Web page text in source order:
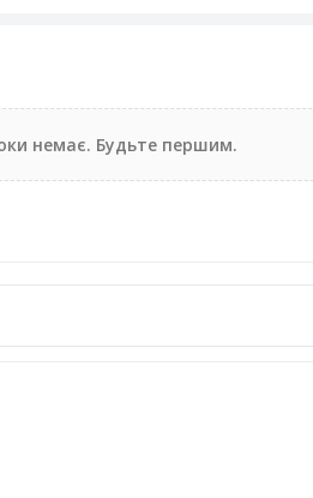
немає. Будьте першим.